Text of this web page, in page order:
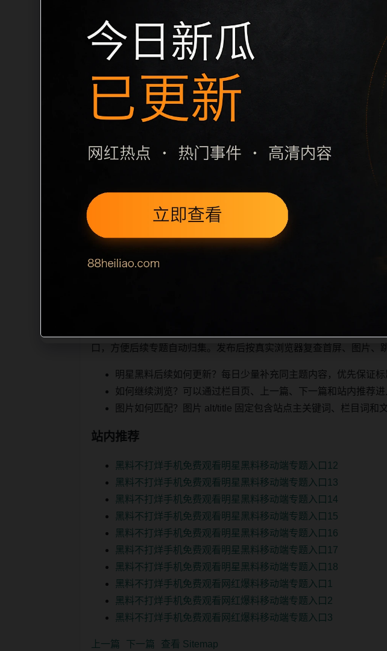
黑料不打烊手机免费观看明星黑料移动端专题入口12面向移动端用
需求展开。页面先给出清晰主题，再把相关入口、同类推荐和上下
入口、稳定标题、明确描述和本地主题图，避免只堆关键词而没有
形成更自然的内链关系。图片说明统一绑定站点主关键词、栏目词
栏目内容归集
le 之间识别一致主题。后续每日采集时，建议继续执行远程图片本
个相近页面，应通过不同角度补充事件背景、访问场景、相关问题
和 sitemap 入口，保证重要页面点击深度尽量控制在三次以内。正
阅读、移动端打开时图片和摘要是否一致。每次新增内容后同步检
搜索引擎理解，也能让
真实用户顺着栏目继续浏览。同站连续更新时避免重复标题和重复
口，方便后续专题自动归集。发布后按真实浏览器复查首屏、图片、
明星黑料后续如何更新？每日少量补充同主题内容，优先保证标
如何继续浏览？可以通过栏目页、上一篇、下一篇和站内推荐进
图片如何匹配？图片 alt/title 固定包含站点主关键词、栏目词和
站内推荐
黑料不打烊手机免费观看明星黑料移动端专题入口12
黑料不打烊手机免费观看明星黑料移动端专题入口13
黑料不打烊手机免费观看明星黑料移动端专题入口14
黑料不打烊手机免费观看明星黑料移动端专题入口15
黑料不打烊手机免费观看明星黑料移动端专题入口16
黑料不打烊手机免费观看明星黑料移动端专题入口17
黑料不打烊手机免费观看明星黑料移动端专题入口18
黑料不打烊手机免费观看网红爆料移动端专题入口1
黑料不打烊手机免费观看网红爆料移动端专题入口2
黑料不打烊手机免费观看网红爆料移动端专题入口3
上一篇 下一篇 查看 Sitemap